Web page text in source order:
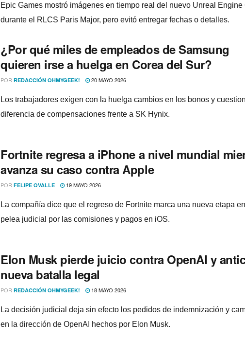
Epic Games mostró imágenes en tiempo real del nuevo Unreal Engine
durante el RLCS Paris Major, pero evitó entregar fechas o detalles.
¿Por qué miles de empleados de Samsung
quieren irse a huelga en Corea del Sur?
POR REDACCIÓN OHMYGEEK! 20 MAYO 2026
Los trabajadores exigen con la huelga cambios en los bonos y
diferencia de compensaciones frente a SK Hynix.
Fortnite regresa a iPhone a nivel mundial
avanza su caso contra Apple
POR FELIPE OVALLE 19 MAYO 2026
La compañía dice que el regreso de Fortnite marca una nueva etapa
pelea judicial por las comisiones y pagos en iOS.
Elon Musk pierde juicio contra OpenAI y
nueva batalla legal
POR REDACCIÓN OHMYGEEK! 18 MAYO 2026
La decisión judicial deja sin efecto los pedidos de indemnización y
en la dirección de OpenAI hechos por Elon Musk.